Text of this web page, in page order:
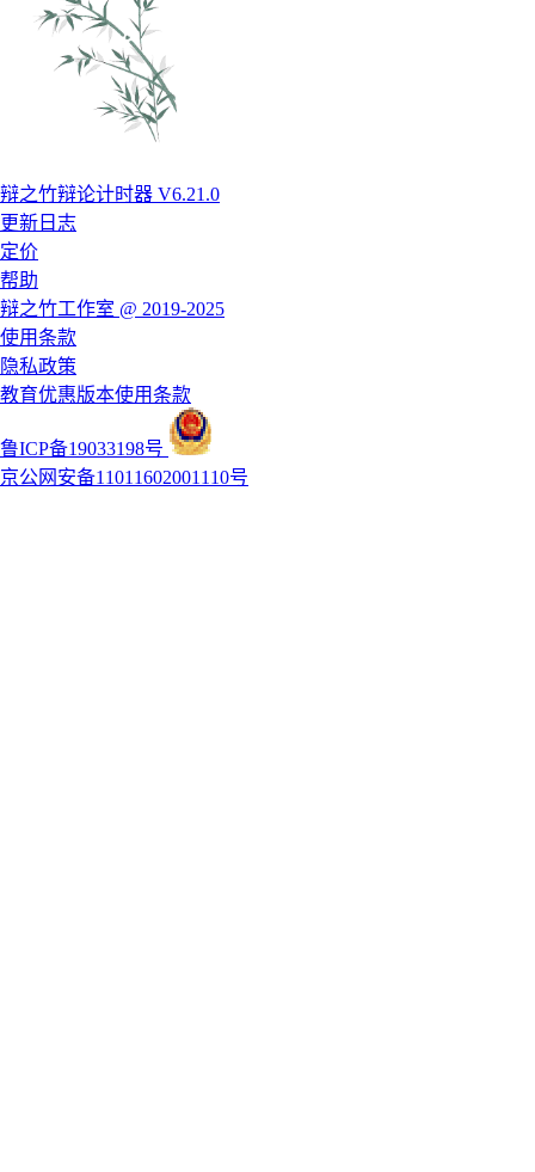
辩之竹辩论计时器 V6.21.0
更新日志
定价
帮助
辩之竹工作室 @ 2019-2025
使用条款
隐私政策
教育优惠版本使用条款
鲁ICP备19033198号
京公网安备11011602001110号